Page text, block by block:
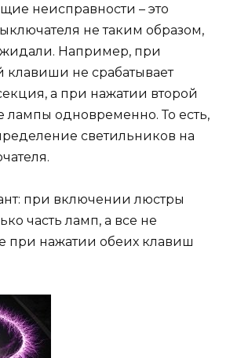
неисправности – это
не таким образом,
Например, при
клавиши не срабатывает
а при нажатии второй
лампы одновременно. То есть,
светильников на
при включении люстры
часть ламп, а все не
при нажатии обеих клавиш